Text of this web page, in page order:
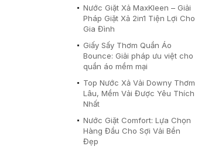
Nước Giặt Xả MaxKleen – Giải
Pháp Giặt Xả 2in1 Tiện Lợi Cho
Gia Đình
Giấy Sấy Thơm Quần Áo
Bounce: Giải pháp ưu việt cho
quần áo mềm mại
Top Nước Xả Vải Downy Thơm
Lâu, Mềm Vải Được Yêu Thích
Nhất
Nước Giặt Comfort: Lựa Chọn
Hàng Đầu Cho Sợi Vải Bền
Đẹp